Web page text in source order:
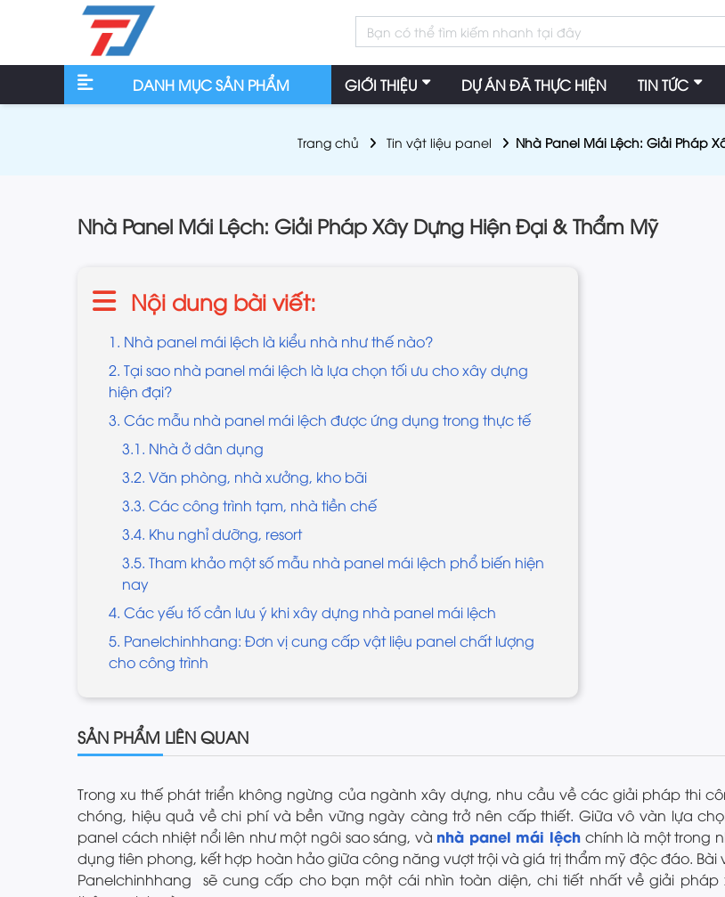
DANH MỤC SẢN PHẨM GIỚI THIỆU DỰ ÁN ĐÃ THỰC HIỆN TIN TỨC
Trang chủ Tin vật liệu panel Nhà Panel Mái Lệch: Giải Pháp
Nhà Panel Mái Lệch: Giải Pháp Xây Dựng Hiện Đại & Thẩm Mỹ
Nội dung bài viết:
1. Nhà panel mái lệch là kiểu nhà như thế nào?
2. Tại sao nhà panel mái lệch là lựa chọn tối ưu cho xây dựng
hiện đại?
3. Các mẫu nhà panel mái lệch được ứng dụng trong thực tế
3.1. Nhà ở dân dụng
3.2. Văn phòng, nhà xưởng, kho bãi
3.3. Các công trình tạm, nhà tiền chế
3.4. Khu nghỉ dưỡng, resort
3.5. Tham khảo một số mẫu nhà panel mái lệch phổ biến hiện
nay
4. Các yếu tố cần lưu ý khi xây dựng nhà panel mái lệch
5. Panelchinhhang: Đơn vị cung cấp vật liệu panel chất lượng
cho công trình
SẢN PHẨM LIÊN QUAN
Trong xu thế phát triển không ngừng của ngành xây dựng, nhu cầu về các giải pháp thi
chóng, hiệu quả về chi phí và bền vững ngày càng trở nên cấp thiết. Giữa vô vàn lựa
panel cách nhiệt nổi lên như một ngôi sao sáng, và nhà panel mái lệchchính là một trong
dụng tiên phong, kết hợp hoàn hảo giữa công năng vượt trội và giá trị thẩm mỹ độc đáo. Bài
Panelchinhhang sẽ cung cấp cho bạn một cái nhìn toàn diện, chi tiết nhất về giải pháp